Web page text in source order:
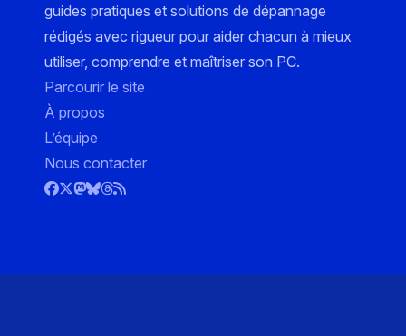
guides pratiques et solutions de dépannage
rédigés avec rigueur pour aider chacun à mieux
utiliser, comprendre et maîtriser son PC.
Parcourir le site
À propos
L’équipe
Nous contacter